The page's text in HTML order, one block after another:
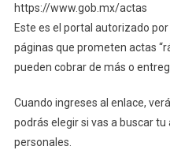
https://www.gob.mx/actas
Este es el portal autorizado
páginas que prometen actas
pueden cobrar de más o
Cuando ingreses al enlace,
podrás elegir si vas a buscar tu
personales.